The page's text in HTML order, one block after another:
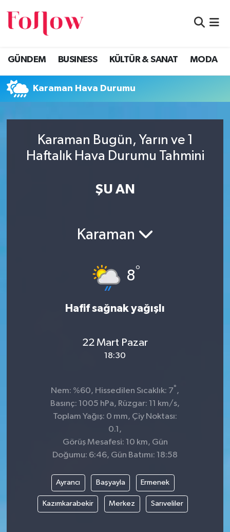
GÜNDEM BUSINESS KÜLTÜR & SANAT MODA
Karaman Hava Durumu
Karaman Bugün, Yarın ve 1
Haftalık Hava Durumu Tahmini
ŞU AN
Karaman
8°
Hafif sağnak yağışlı
22 Mart Pazar
18:30
Nem: %60, Hissedilen Sıcaklık: 7° ,
Basınç: 1005 hPa, Rüzgar: 11 km/s,
Toplam Yağış: 0 mm, Çiy Noktası:
0.1,
Görüş Mesafesi: 10 km, Gün
Doğumu: 6:46, Gün Batımı: 18:58
Ayrancı Başyayla Ermenek
Kazımkarabekir Merkez Sarıveliler
GÜNDEM
BUSINESS
KÜLTÜR & SANAT
MODA
EĞİTİM
Eskişehir Nöbetçi Eczaneler
Eskişehir Hava Durumu
Eskişehir Namaz Vakitleri
Eskişehir Trafik Yoğunluk Haritası
Süper Lig Puan Durumu ve Fikstür
Son Dakika Haberleri